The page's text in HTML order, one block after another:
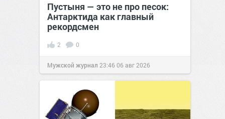
Пустыня — это не про песок:
Антарктида как главный
рекордсмен
2 0
Мужской журнал 23:4606 авг 2026